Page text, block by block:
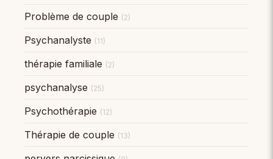
Problème de couple (2)
Psychanalyste (11)
thérapie familiale (2)
psychanalyse (25)
Psychothérapie (12)
Thérapie de couple (13)